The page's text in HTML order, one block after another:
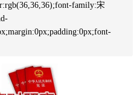
family:宋